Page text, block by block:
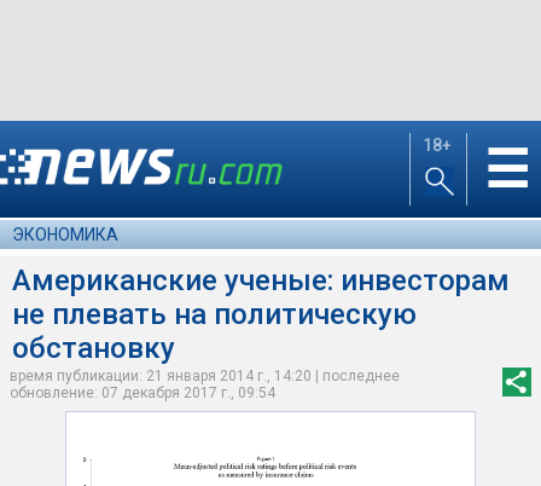
18+ ☰
ЭКОНОМИКА
Американские ученые: инвесторам
не плевать на политическую
обстановку
время публикации: 21 января 2014 г., 14:20 | последнее
обновление: 07 декабря 2017 г., 09:54